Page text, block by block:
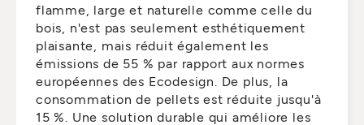
flamme, large et naturelle comme celle du
bois, n'est pas seulement esthétiquement
plaisante, mais réduit également les
émissions de 55 % par rapport aux normes
européennes des Ecodesign. De plus, la
consommation de pellets est réduite jusqu'à
15 %. Une solution durable qui améliore les